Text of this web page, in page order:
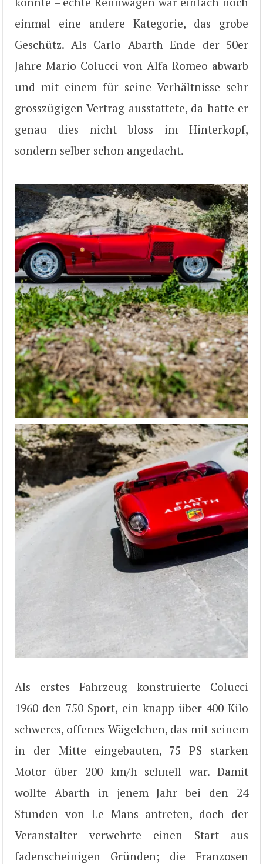
einmal eine andere Kategorie, das grobe
Geschütz. Als Carlo Abarth Ende der 50er
Jahre Mario Colucci von Alfa Romeo abwarb
und mit einem für seine Verhältnisse sehr
grosszügigen Vertrag ausstattete, da hatte er
genau dies nicht bloss im Hinterkopf,
sondern selber schon angedacht.
Als erstes Fahrzeug konstruierte Colucci
1960 den 750 Sport, ein knapp über 400 Kilo
schweres, offenes Wägelchen, das mit seinem
in der Mitte eingebauten, 75 PS starken
Motor über 200 km/h schnell war. Damit
wollte Abarth in jenem Jahr bei den 24
Stunden von Le Mans antreten, doch der
Veranstalter verwehrte einen Start aus
fadenscheinigen Gründen; die Franzosen